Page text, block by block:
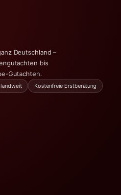
Deutschland –
bis
Gutachten.
Kostenfreie Erstberatung